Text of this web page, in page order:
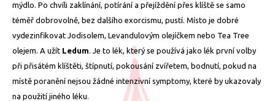
mýdlo. Po chvíli zaklínání, potírání a přejíždění přes klíště se samo
téměř dobrovolně, bez dalšího exorcismu, pustí. Místo je dobré
vydezinfikovat Jodisolem, Levandulovým olejíčkem nebo Tea Tree
olejem. A užít Ledum. Je to lék, který se používá jako lék první volby
při přisátém klíštěti, štípnutí, pokousání zvířetem, bodnutí, pokud na
místě poranění nejsou žádné intenzivní symptomy, které by ukazovaly
na použití jiného léku.